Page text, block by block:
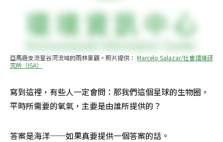
亞馬遜支流星谷河流域的雨林景觀。照片提供： Marcelo Salazar/社會環境研
究所（ISA）
寫到這裡，有些人一定會問：那我們這個星球的生物圈，
平時所需要的氧氣，主要是由誰所提供的？
答案是海洋──如果真要提供一個答案的話。